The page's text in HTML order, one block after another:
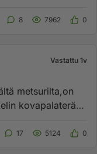
8 7962 0
Vastattu 1v
metsurilta,on
kovapalaterä
17 5124 0